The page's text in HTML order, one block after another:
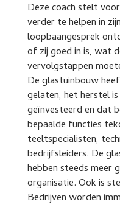
Deze coach stelt
verder te helpen in
loopbaangesprek
of zij goed in is, wat
vervolgstappen
De glastuinbouw
gelaten, het herstel
geïnvesteerd en dat
bepaalde functies
teeltspecialisten,
bedrijfsleiders. De
hebben steeds meer
organisatie. Ook is
Bedrijven worden